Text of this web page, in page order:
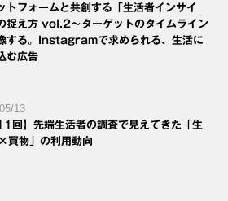
トフォームと共創する「生活者インサイ
捉え方 vol.2～ターゲットのタイムライン
する。Instagramで求められる、生活に
む広告
13
回】先端生活者の調査で見えてきた「生
買物」の利用動向